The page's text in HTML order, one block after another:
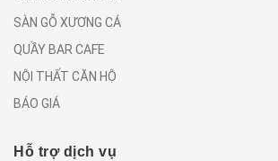
SÀN GỖ XƯƠNG CÁ
QUẦY BAR CAFE
NỘI THẤT CĂN HỘ
BÁO GIÁ
Hỗ trợ dịch vụ